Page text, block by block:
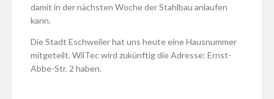
damit in der nächsten Woche der Stahlbau anlaufen
kann.
Die Stadt Eschweiler hat uns heute eine Hausnummer
mitgeteilt. WilTec wird zukünftig die Adresse: Ernst-
Abbe-Str. 2 haben.